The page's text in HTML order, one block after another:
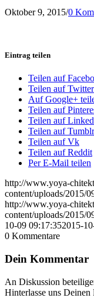
Oktober 9, 2015/0
Eintrag teilen
Teilen auf
Teilen auf Twitter
Auf Google+
Teilen auf
Teilen auf
Teilen auf Tumblr
Teilen auf Vk
Teilen auf Reddit
Per E-Mail teilen
http://www.yoya-
content/uploads/2015/
http://www.yoya-
content/uploads/2015/
10-09 09:17:352015-
0 Kommentare
Dein Kommentar
An Diskussion
Hinterlasse uns Deinen